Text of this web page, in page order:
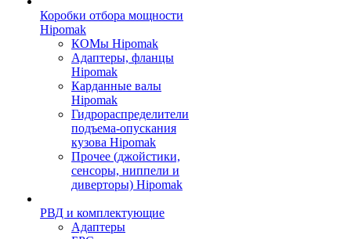
Коробки отбора мощности
Hipomak
КОМы Hipomak
Адаптеры, фланцы
Hipomak
Карданные валы
Hipomak
Гидрораспределители
подъема-опускания
кузова Hipomak
Прочее (джойстики,
сенсоры, ниппели и
диверторы) Hipomak
РВД и комплектующие
Адаптеры